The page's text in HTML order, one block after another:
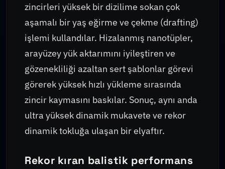
zincirleri yüksek bir dizilime sokan çok
aşamalı bir yaş eğirme ve çekme (drafting)
işlemi kullandılar. Hizalanmış nanotüpler,
arayüzey yük aktarımını iyileştiren ve
gözenekliliği azaltan sert şablonlar görevi
görerek yüksek hızlı yükleme sırasında
zincir kaymasını baskılar. Sonuç, aynı anda
ultra yüksek dinamik mukavete ve rekor
dinamik tokluğa ulaşan bir elyaftır.
Rekor kıran balistik performans